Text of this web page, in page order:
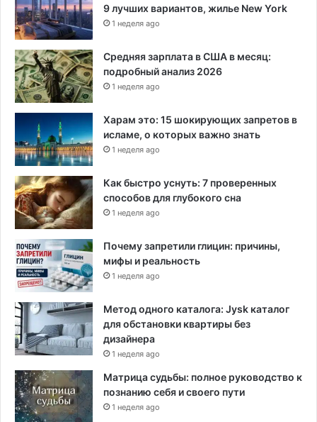
9 лучших вариантов, жилье New York
1 неделя ago
Средняя зарплата в США в месяц:
подробный анализ 2026
1 неделя ago
Харам это: 15 шокирующих запретов в
исламе, о которых важно знать
1 неделя ago
Как быстро уснуть: 7 проверенных
способов для глубокого сна
1 неделя ago
Почему запретили глицин: причины,
мифы и реальность
1 неделя ago
Метод одного каталога: Jysk каталог
для обстановки квартиры без
дизайнера
1 неделя ago
Матрица судьбы: полное руководство к
познанию себя и своего пути
1 неделя ago